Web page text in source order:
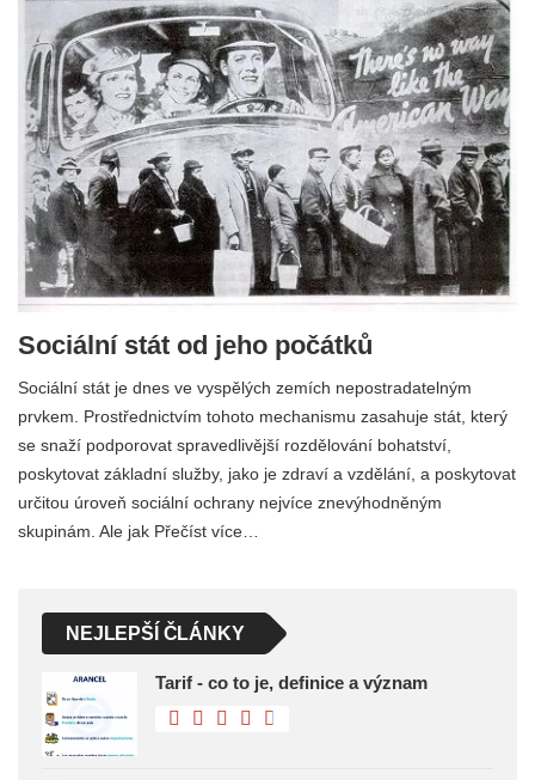
Sociální stát od jeho počátků
Sociální stát je dnes ve vyspělých zemích nepostradatelným
prvkem. Prostřednictvím tohoto mechanismu zasahuje stát, který
se snaží podporovat spravedlivější rozdělování bohatství,
poskytovat základní služby, jako je zdraví a vzdělání, a poskytovat
určitou úroveň sociální ochrany nejvíce znevýhodněným
skupinám. Ale jak Přečíst více…
NEJLEPŠÍ ČLÁNKY
Tarif - co to je, definice a význam